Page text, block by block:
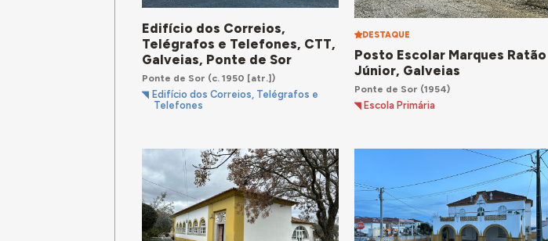
Edifício dos Correios,
Telégrafos e Telefones, CTT,
Galveias, Ponte de Sor
Ponte de Sor (c. 1950 [atr.])
Edifício dos Correios, Telégrafos e
Telefones
DESTAQUE
Posto Escolar Marques Ratão
Júnior, Galveias
Ponte de Sor (1954)
Escola Primária